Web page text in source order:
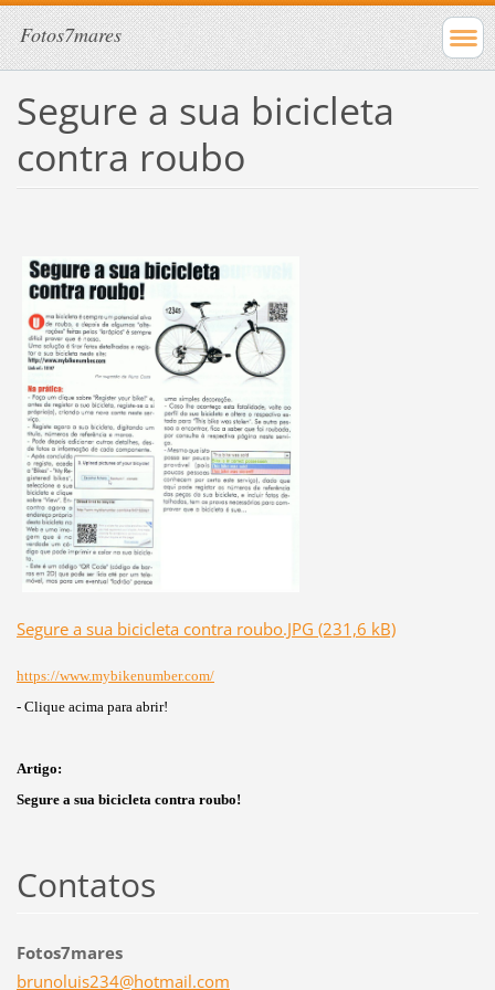
Fotos7mares
Segure a sua bicicleta
contra roubo
Segure a sua bicicleta contra roubo.JPG (231,6 kB)
https://www.mybikenumber.com/
- Clique acima para abrir!
Artigo:
Segure a sua bicicleta contra roubo!
Contatos
Fotos7mares
brunoluis234@hotmail.com